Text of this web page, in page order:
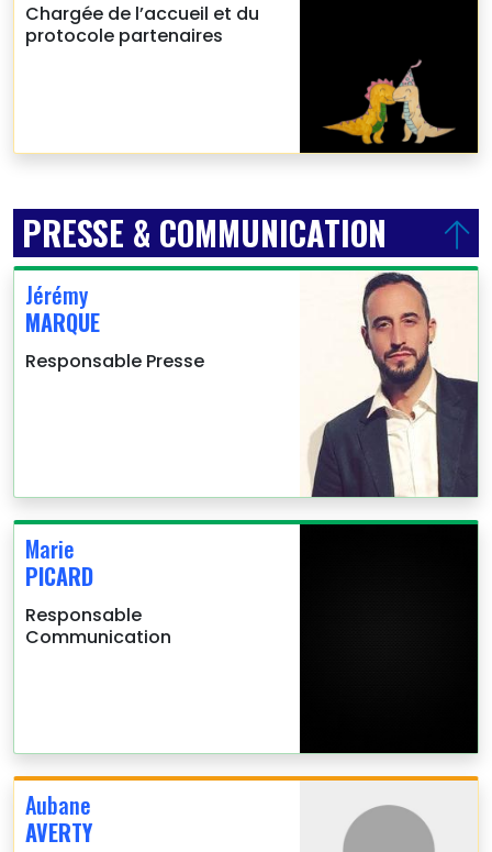
Chargée de l’accueil et du
protocole partenaires
PRESSE & COMMUNICATION
Jérémy
MARQUE
Responsable Presse
Marie
PICARD
Responsable
Communication
Aubane
AVERTY